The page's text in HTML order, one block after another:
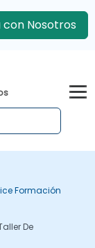
Nosotros
Formación
De